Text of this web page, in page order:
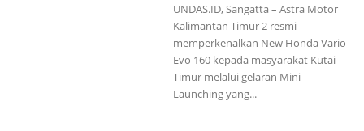
UNDAS.ID, Sangatta – Astra Motor
Kalimantan Timur 2 resmi
memperkenalkan New Honda Vario
Evo 160 kepada masyarakat Kutai
Timur melalui gelaran Mini
Launching yang...